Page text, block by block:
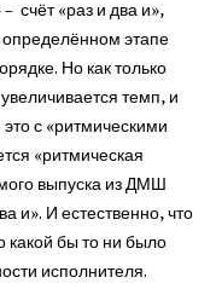
счёт «раз и два и»,
этапе
Но как только
темп, и
с «ритмическими
«ритмическая
выпуска из ДМШ
и». И естественно, что
какой бы то ни было
исполнителя.